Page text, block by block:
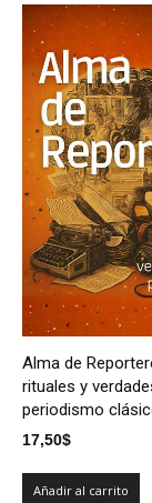
Alma de
rituales y
periodismo
17,50$
Añadir al carrito